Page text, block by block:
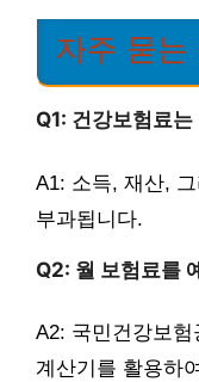
자주 묻는
Q1: 건강보험료
A1: 소득, 재산,
부과됩니다.
Q2: 월 보험료를
A2: 국민건강보
계산기를 활용하